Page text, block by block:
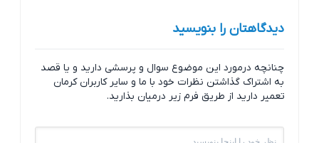
دیدگاهتان را بنویسید
چنانچه درمورد این موضوع سوال و پرسشی دارید و یا قصد
به اشتراک گذاشتن نظرات خود با ما و سایر کاربران کرمان
تعمیر دارید از طریق فرم زیر درمیان بذارید.